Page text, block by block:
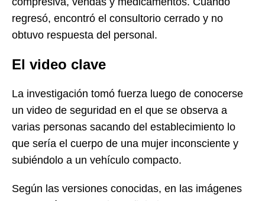
regresó, encontró el consultorio cerrado y no
obtuvo respuesta del personal.
El video clave
La investigación tomó fuerza luego de conocerse
un video de seguridad en el que se observa a
varias personas sacando del establecimiento lo
que sería el cuerpo de una mujer inconsciente y
subiéndolo a un vehículo compacto.
Según las versiones conocidas, en las imágenes